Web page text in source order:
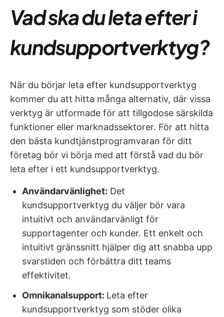
Vad ska du leta efter i
kundsupportverktyg?
När du börjar leta efter kundsupportverktyg
kommer du att hitta många alternativ, där vissa
verktyg är utformade för att tillgodose särskilda
funktioner eller marknadssektorer. För att hitta
den bästa kundtjänstprogramvaran för ditt
företag bör vi börja med att förstå vad du bör
leta efter i ett kundsupportverktyg.
Användarvänlighet: Det
kundsupportverktyg du väljer bör vara
intuitivt och användarvänligt för
supportagenter och kunder. Ett enkelt och
intuitivt gränssnitt hjälper dig att snabba upp
svarstiden och förbättra ditt teams
effektivitet.
Omnikanalsupport: Leta efter
kundsupportverktyg som stöder olika